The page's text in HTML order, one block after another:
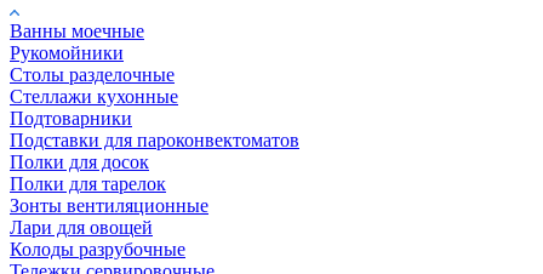
Ванны моечные
Рукомойники
Столы разделочные
Стеллажи кухонные
Подтоварники
Подставки для пароконвектоматов
Полки для досок
Полки для тарелок
Зонты вентиляционные
Лари для овощей
Колоды разрубочные